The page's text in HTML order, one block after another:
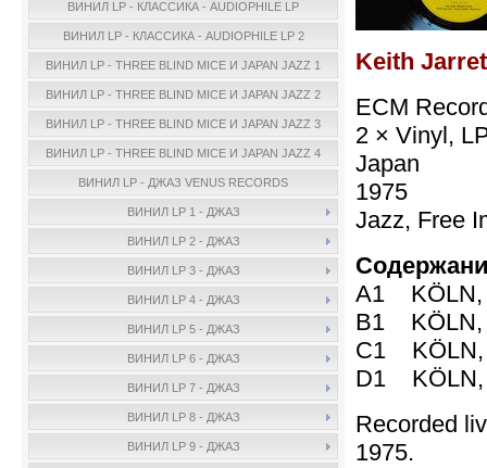
ВИНИЛ LP - КЛАССИКА - AUDIOPHILE LP
ВИНИЛ LP - КЛАССИКА - AUDIOPHILE LP 2
ВИНИЛ LP - THREE BLIND MICE И JAPAN JAZZ 1
ВИНИЛ LP - THREE BLIND MICE И JAPAN JAZZ 2
ВИНИЛ LP - THREE BLIND MICE И JAPAN JAZZ 3
ВИНИЛ LP - THREE BLIND MICE И JAPAN JAZZ 4
ВИНИЛ LP - ДЖАЗ VENUS RECORDS
ВИНИЛ LP 1 - ДЖАЗ
ВИНИЛ LP 2 - ДЖАЗ
ВИНИЛ LP 3 - ДЖАЗ
ВИНИЛ LP 4 - ДЖАЗ
ВИНИЛ LP 5 - ДЖАЗ
ВИНИЛ LP 6 - ДЖАЗ
ВИНИЛ LP 7 - ДЖАЗ
ВИНИЛ LP 8 - ДЖАЗ
ВИНИЛ LP 9 - ДЖАЗ
Keith
ECM
2 × Vinyl,
Japan
1975
Jazz, Free
A1 KÖLN,
B1 KÖLN,
C1 KÖLN,
D1 KÖLN,
Recorded
1975.